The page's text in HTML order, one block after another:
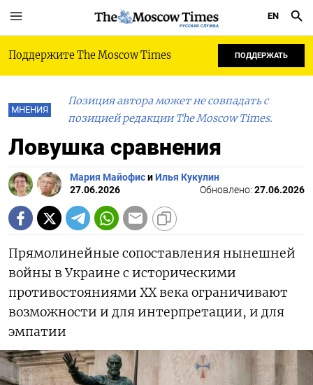
РУССКАЯ СЛУЖБА
EN
Поддержите The Moscow Times ПОДДЕРЖАТЬ
МНЕНИЯ
Позиция автора может не совпадать с
позицией редакции The Moscow Times.
Ловушка сравнения
Мария МайофисиИлья Кукулин
27.06.2026
Обновлено: 27.06.2026
Прямолинейные сопоставления нынешней
войны в Украине с историческими
противостояниями ХХ века ограничивают
возможности и для интерпретации, и для
эмпатии